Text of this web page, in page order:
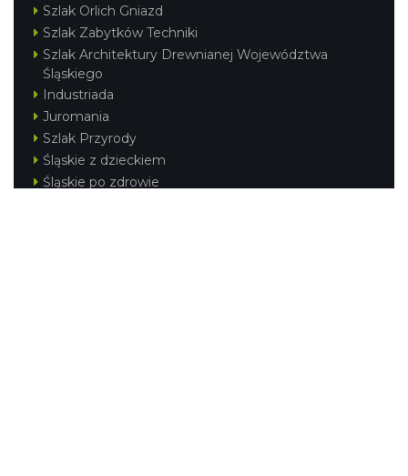
Szlak Orlich Gniazd
Szlak Zabytków Techniki
Szlak Architektury Drewnianej Województwa
Śląskiego
Industriada
Juromania
Szlak Przyrody
Śląskie z dzieckiem
Śląskie po zdrowie